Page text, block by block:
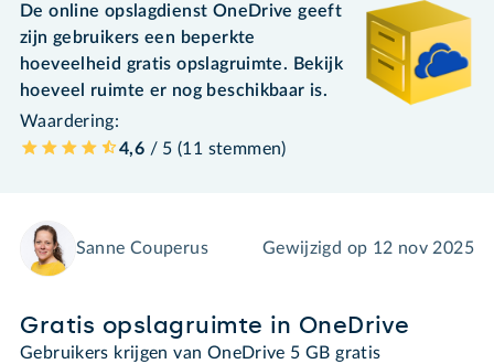
De online opslagdienst OneDrive geeft
zijn gebruikers een beperkte
hoeveelheid gratis opslagruimte. Bekijk
hoeveel ruimte er nog beschikbaar is.
Waardering:
4,6 / 5 (11 stemmen)
Sanne Couperus Gewijzigd op 12 nov 2025
Gratis opslagruimte in OneDrive
Gebruikers krijgen van OneDrive 5 GB gratis